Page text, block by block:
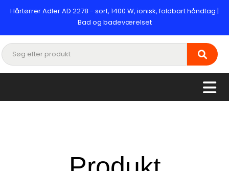
Hårtørrer Adler AD 2278 - sort, 1400 W, ionisk, foldbart håndtag |
Bad og badeværelset